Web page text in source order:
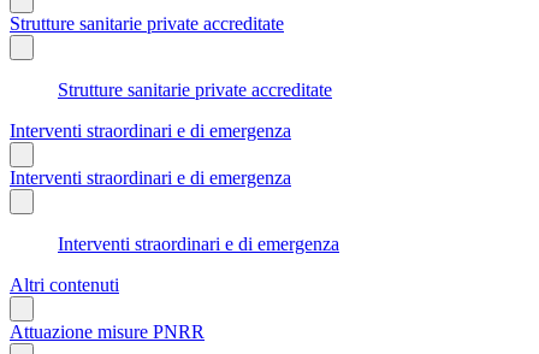
Strutture sanitarie private accreditate
Strutture sanitarie private accreditate
Interventi straordinari e di emergenza
Interventi straordinari e di emergenza
Interventi straordinari e di emergenza
Altri contenuti
Attuazione misure PNRR